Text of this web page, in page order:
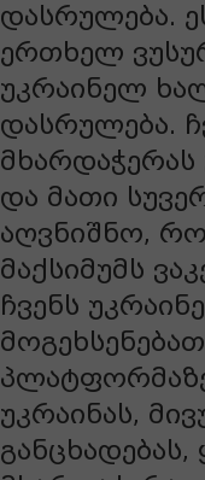
დასრულება.
ერთხელ
უკრაინელ
დასრულება.
და მათი
აღვნიშნო,
მაქსიმუმს
ჩვენს
უკრაინას,